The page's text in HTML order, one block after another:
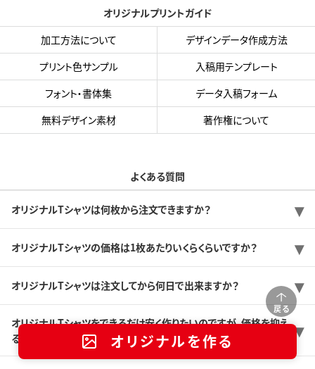
戻る
オリジナルを作る
オリジナルプリントガイド
加工方法について
デザインデータ作成方法
プリント色サンプル
入稿用テンプレート
フォント・書体集
データ入稿フォーム
無料デザイン素材
著作権について
よくある質問
オリジナルTシャツは何枚から注文できますか？
オリジナルTシャツの価格は1枚あたりいくらくらいですか？
オリジナルTシャツは注文してから何日で出来ますか？
オリジナルTシャツをできるだけ安く作りたいのですが、価格を抑え
る方法はありますか？